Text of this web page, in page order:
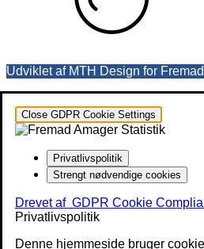
Udviklet af MTH Design for
Close GDPR Cookie Settings
Privatlivspolitik
Strengt nødvendige cookies
Drevet af GDPR Cookie
Privatlivspolitik
Denne hjemmeside bruger